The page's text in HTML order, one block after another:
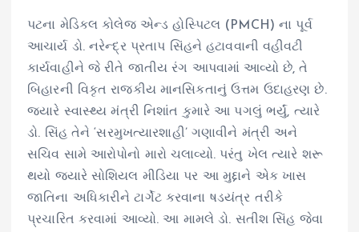
પટના મેડિકલ કોલેજ એન્ડ હોસ્પિટલ (PMCH) ના પૂર્વ
આચાર્ય ડો. નરેન્દ્ર પ્રતાપ સિંહને હટાવવાની વહીવટી
કાર્યવાહીને જે રીતે જાતીય રંગ આપવામાં આવ્યો છે, તે
બિહારની વિકૃત રાજકીય માનસિકતાનું ઉત્તમ ઉદાહરણ છે.
જ્યારે સ્વાસ્થ્ય મંત્રી નિશાંત કુમારે આ પગલું ભર્યું, ત્યારે
ડો. સિંહ તેને ‘સરમુખત્યારશાહી’ ગણાવીને મંત્રી અને
સચિવ સામે આરોપોનો મારો ચલાવ્યો. પરંતુ ખેલ ત્યારે શરૂ
થયો જ્યારે સોશિયલ મીડિયા પર આ મુદ્દાને એક ખાસ
જાતિના અધિકારીને ટાર્ગેટ કરવાના ષડયંત્ર તરીકે
પ્રચારિત કરવામાં આવ્યો. આ મામલે ડો. સતીશ સિંહ જેવા